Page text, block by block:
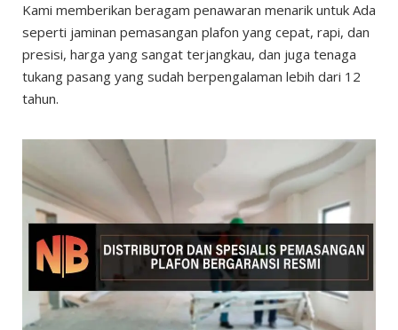
Kami memberikan beragam penawaran menarik untuk Ada
seperti jaminan pemasangan plafon yang cepat, rapi, dan
presisi, harga yang sangat terjangkau, dan juga tenaga
tukang pasang yang sudah berpengalaman lebih dari 12
tahun.